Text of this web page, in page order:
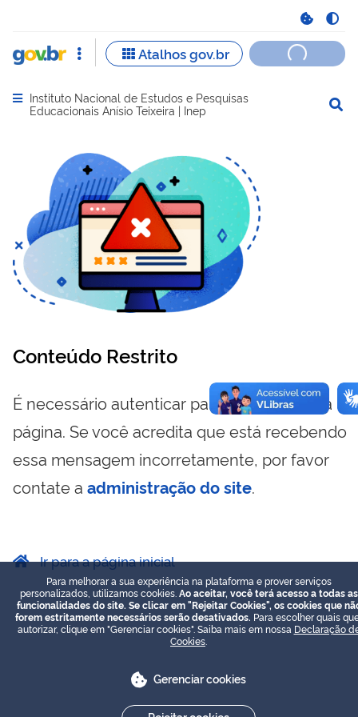
Abrir menu principal de navegação
Instituto Nacional de Estudos e Pesquisas
Educacionais Anísio Teixeira | Inep
Conteúdo Restrito
É necessário autenticar para visualizar essa
página. Se você acredita que está recebendo
essa mensagem incorretamente, por favor
contate a administração do site.
Ir para a página inicial
Para melhorar a sua experiência na plataforma e prover serviços
personalizados, utilizamos cookies. Ao aceitar, você terá acesso a todas as
funcionalidades do site. Se clicar em "Rejeitar Cookies", os cookies que
forem estritamente necessários serão desativados. Para escolher quais
autorizar, clique em "Gerenciar cookies". Saiba mais em nossa Declaração
Cookies
Gerenciar cookies